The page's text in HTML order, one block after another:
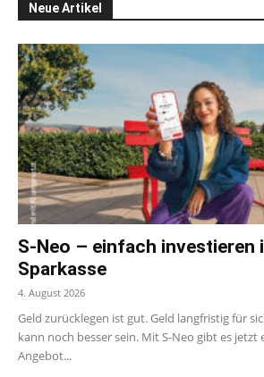
Neue Artikel
S-Neo – einfach investieren
Sparkasse
4. August 2026
Geld zurücklegen ist gut. Geld langfristig für
kann noch besser sein. Mit S-Neo gibt es jetzt
Angebot...